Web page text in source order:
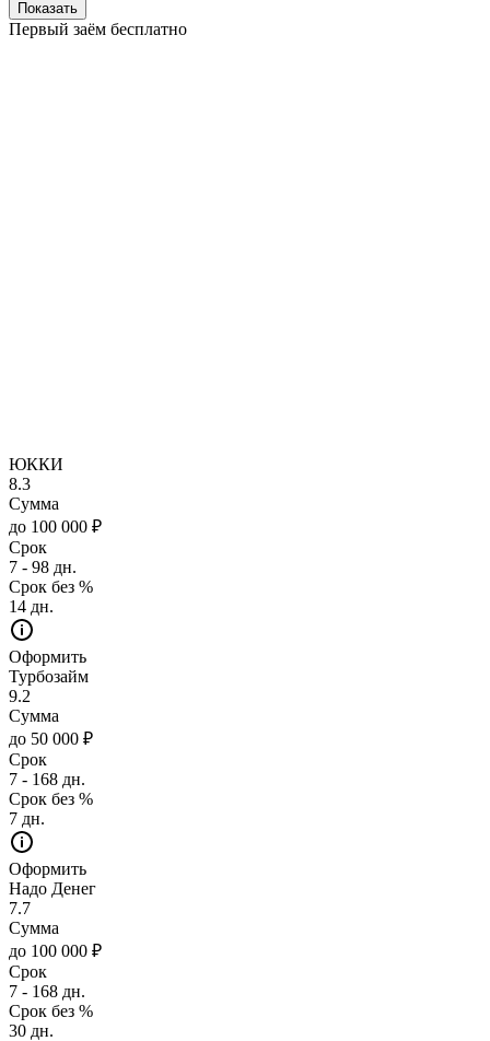
Показать
Первый заём бесплатно
ЮККИ
8.3
Сумма
до 100 000 ₽
Срок
7 - 98 дн.
Срок без %
14 дн.
Оформить
Турбозайм
9.2
Сумма
до 50 000 ₽
Срок
7 - 168 дн.
Срок без %
7 дн.
Оформить
Надо Денег
7.7
Сумма
до 100 000 ₽
Срок
7 - 168 дн.
Срок без %
30 дн.